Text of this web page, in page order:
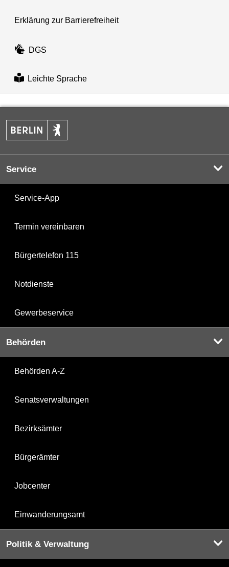
Erklärung zur Barrierefreiheit
DGS
Leichte Sprache
Service
Service-App
Termin vereinbaren
Bürgertelefon 115
Notdienste
Gewerbeservice
Behörden
Behörden A-Z
Senatsverwaltungen
Bezirksämter
Bürgerämter
Jobcenter
Einwanderungsamt
Politik & Verwaltung